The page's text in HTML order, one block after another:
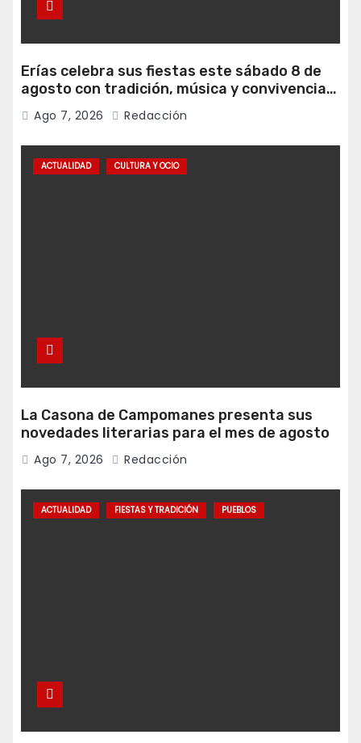
Erías celebra sus fiestas este sábado 8 de
agosto con tradición, música y convivencia
vecinal
Ago 7, 2026 Redacción
ACTUALIDAD CULTURA Y OCIO
La Casona de Campomanes presenta sus
novedades literarias para el mes de agosto
Ago 7, 2026 Redacción
ACTUALIDAD FIESTAS Y TRADICIÓN PUEBLOS